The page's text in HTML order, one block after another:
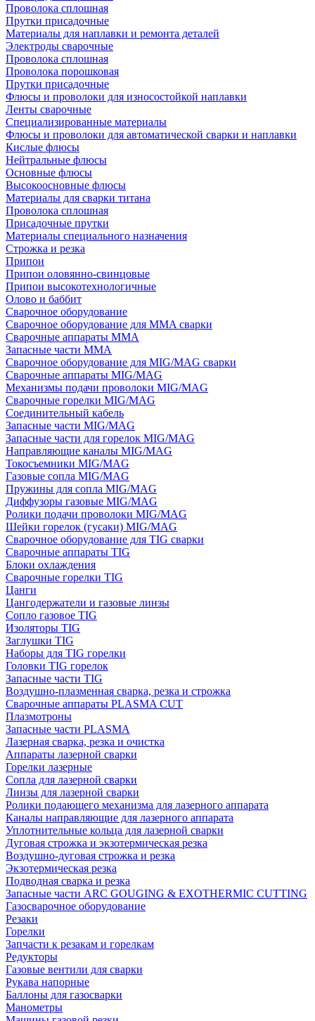
Проволока сплошная
Прутки присадочные
Материалы для наплавки и ремонта деталей
Электроды сварочные
Проволока сплошная
Проволока порошковая
Прутки присадочные
Флюсы и проволоки для износостойкой наплавки
Ленты сварочные
Специализированные материалы
Флюсы и проволоки для автоматической сварки и наплавки
Кислые флюсы
Нейтральные флюсы
Основные флюсы
Высокоосновные флюсы
Материалы для сварки титана
Проволока сплошная
Присадочные прутки
Материалы специального назначения
Строжка и резка
Припои
Припои оловянно-свинцовые
Припои высокотехнологичные
Олово и баббит
Сварочное оборудование
Сварочное оборудование для MMA сварки
Сварочные аппараты MMA
Запасные части MMA
Сварочное оборудование для MIG/MAG сварки
Сварочные аппараты MIG/MAG
Механизмы подачи проволоки MIG/MAG
Сварочные горелки MIG/MAG
Соединительный кабель
Запасные части MIG/MAG
Запасные части для горелок MIG/MAG
Направляющие каналы MIG/MAG
Токосъемники MIG/MAG
Газовые сопла MIG/MAG
Пружины для сопла MIG/MAG
Диффузоры газовые MIG/MAG
Ролики подачи проволоки MIG/MAG
Шейки горелок (гусаки) MIG/MAG
Сварочное оборудование для TIG сварки
Сварочные аппараты TIG
Блоки охлаждения
Сварочные горелки TIG
Цанги
Цангодержатели и газовые линзы
Сопло газовое TIG
Изоляторы TIG
Заглушки TIG
Наборы для TIG горелки
Головки TIG горелок
Запасные части TIG
Воздушно-плазменная сварка, резка и строжка
Сварочные аппараты PLASMA CUT
Плазмотроны
Запасные части PLASMA
Лазерная сварка, резка и очистка
Аппараты лазерной сварки
Горелки лазерные
Сопла для лазерной сварки
Линзы для лазерной сварки
Ролики подающего механизма для лазерного аппарата
Каналы направляющие для лазерного аппарата
Уплотнительные кольца для лазерной сварки
Дуговая строжка и экзотермическая резка
Воздушно-дуговая строжка и резка
Экзотермическая резка
Подводная сварка и резка
Запасные части ARC GOUGING & EXOTHERMIC CUTTING
Газосварочное оборудование
Резаки
Горелки
Запчасти к резакам и горелкам
Редукторы
Газовые вентили для сварки
Рукава напорные
Баллоны для газосварки
Манометры